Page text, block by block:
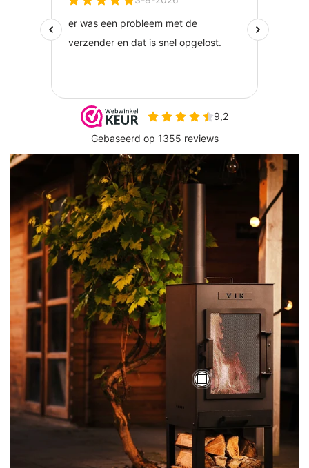
€329,00 €299,00